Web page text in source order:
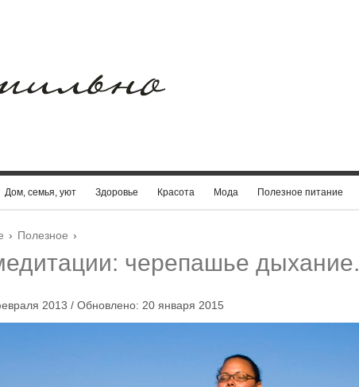
Дом, семья, уют Здоровье Красота Мода Полезное питание
› Полезное ›
черепашье дыхание.
2013 / Обновлено: 20 января 2015